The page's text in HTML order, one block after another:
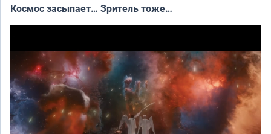
Космос засыпает… Зритель тоже…